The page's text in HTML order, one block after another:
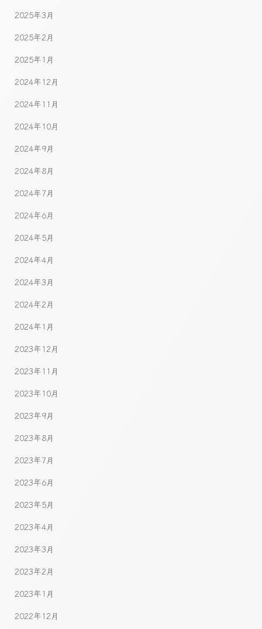
2025年3月
2025年2月
2025年1月
2024年12月
2024年11月
2024年10月
2024年9月
2024年8月
2024年7月
2024年6月
2024年5月
2024年4月
2024年3月
2024年2月
2024年1月
2023年12月
2023年11月
2023年10月
2023年9月
2023年8月
2023年7月
2023年6月
2023年5月
2023年4月
2023年3月
2023年2月
2023年1月
2022年12月